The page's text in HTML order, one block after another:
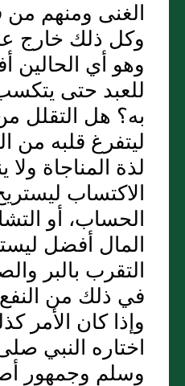
الغنى ومنهم
وكل ذلك خارج
وهو أي الحالين
للعبد حتى
به؟ هل التقلل
ليتفرغ قلبه من
لذة المناجاة
الاكتساب
الحساب، أو
المال أفضل
التقرب بالبر
في ذلك من
وإذا كان الأمر
اختاره النبي
وسلم وجمهور